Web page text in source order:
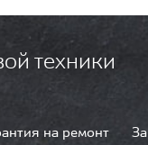
техники
на ремонт